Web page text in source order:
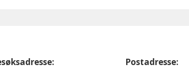
Postadresse: